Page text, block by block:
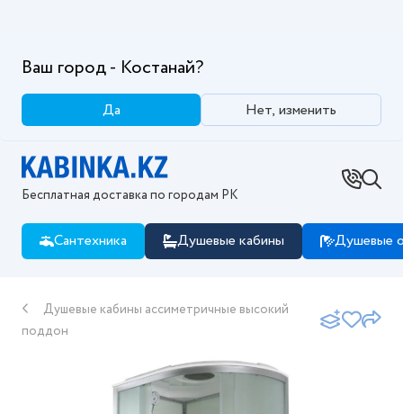
Ваш город - Костанай?
Да Нет, изменить
Бесплатная доставка по городам РК
Сантехника Душевые кабины Душевые
Душевые кабины ассиметричные высокий
поддон